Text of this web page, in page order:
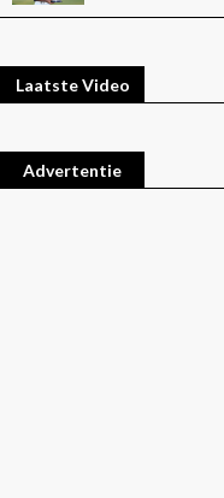
Laatste Video
Advertentie